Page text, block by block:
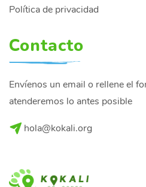
Política de privacidad
Contacto
Envíenos un email o rellene el
atenderemos lo antes posible
hola@kokali.org